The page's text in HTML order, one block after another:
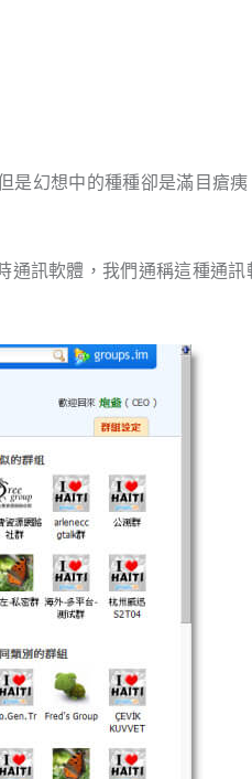
是幻想中的種種卻是滿目瘡痍
通訊軟體，我們通稱這種通訊